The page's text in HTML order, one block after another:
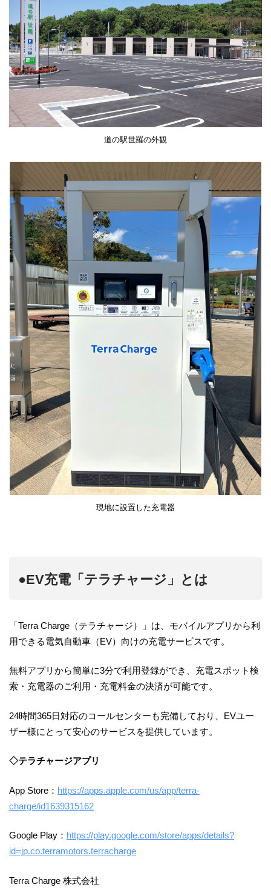
道の駅世羅の外観
現地に設置した充電器
●EV充電「テラチャージ」とは
「Terra Charge（テラチャージ）」は、モバイルアプリから利
用できる電気自動車（EV）向けの充電サービスです。
無料アプリから簡単に3分で利用登録ができ、充電スポット検
索・充電器のご利用・充電料金の決済が可能です。
24時間365日対応のコールセンターも完備しており、EVユー
ザー様にとって安心のサービスを提供しています。
◇テラチャージアプリ
App Store： https://apps.apple.com/us/app/terra-
charge/id1639315162
Google Play： https://play.google.com/store/apps/details?
id=jp.co.terramotors.terracharge
Terra Charge 株式会社